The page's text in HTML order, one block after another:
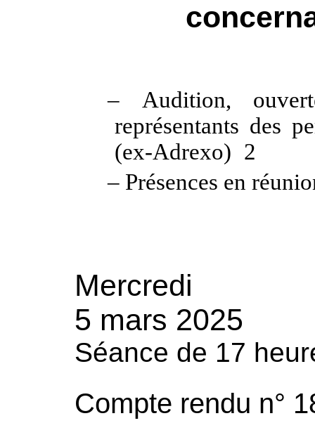
– Audition,
représentants des
(ex-Adrexo) 2
– Présences en
Mercredi
5 mars 2025
Séance de 17
Compte rendu n°